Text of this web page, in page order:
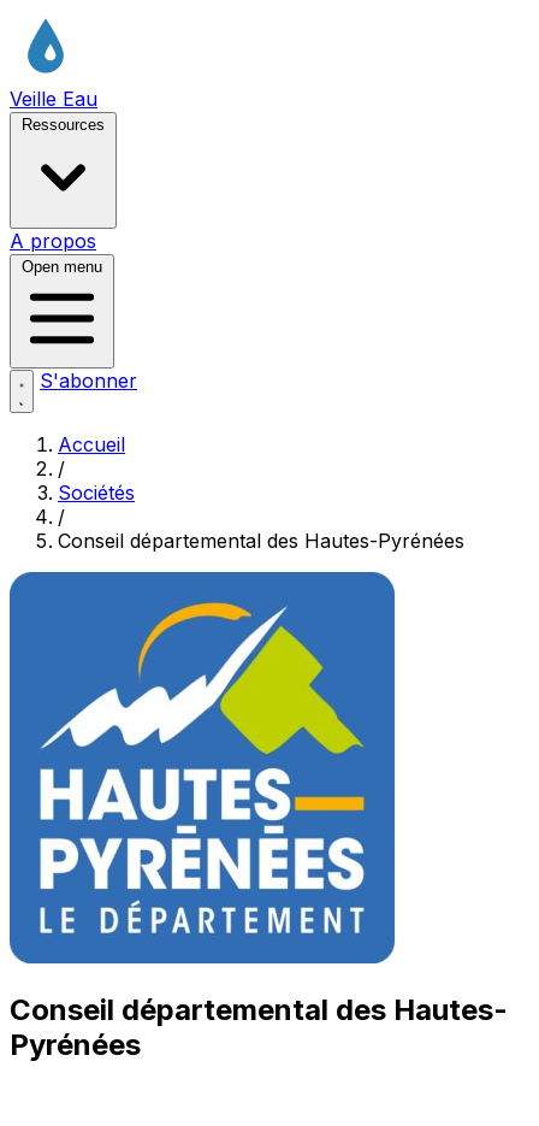
Veille Eau
Ressources
A propos
Open menu
S'abonner
Accueil
/
Sociétés
/
Conseil départemental des Hautes-Pyrénées
Conseil départemental des Hautes-
Pyrénées